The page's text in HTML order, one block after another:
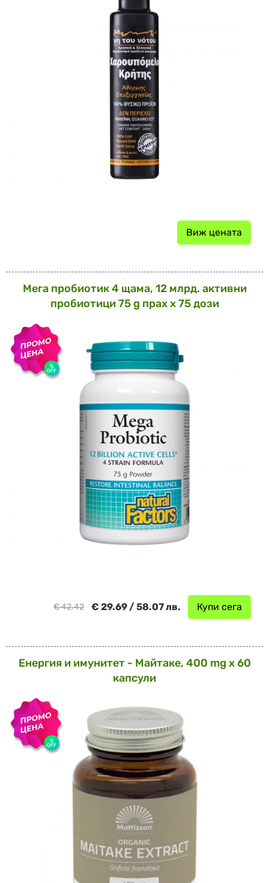
Виж цената
Мега пробиотик 4 щама, 12 млрд. активни
пробиотици 75 g прах х 75 дози
Купи сега
€ 29.69 / 58.07 лв.
€ 42.42
Енергия и имунитет - Майтаке, 400 mg х 60
капсули